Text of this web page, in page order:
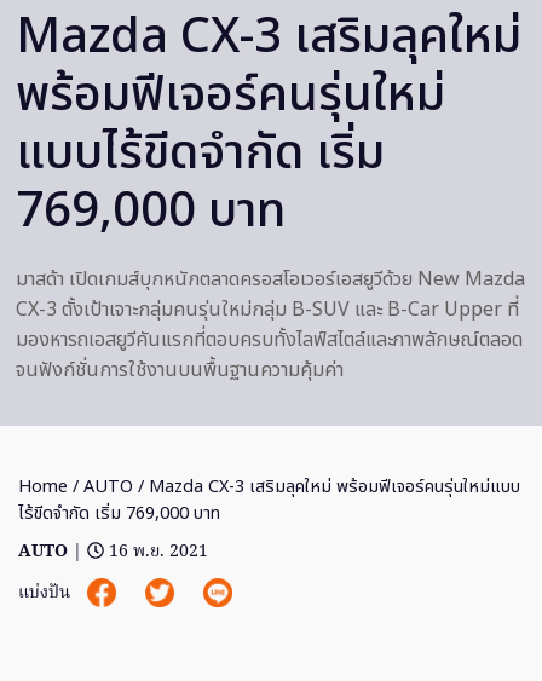
Mazda CX-3 เสริมลุคใหม่
พร้อมฟีเจอร์คนรุ่นใหม่
แบบไร้ขีดจำกัด เริ่ม
769,000 บาท
มาสด้า เปิดเกมส์บุกหนักตลาดครอสโอเวอร์เอสยูวีด้วย New Mazda
CX-3 ตั้งเป้าเจาะกลุ่มคนรุ่นใหม่กลุ่ม B-SUV และ B-Car Upper ที่
มองหารถเอสยูวีคันแรกที่ตอบครบทั้งไลฟ์สไตล์และภาพลักษณ์ตลอด
จนฟังก์ชั่นการใช้งานบนพื้นฐานความคุ้มค่า
Home /AUTO / Mazda CX-3 เสริมลุคใหม่ พร้อมฟีเจอร์คนรุ่นใหม่แบบ
ไร้ขีดจำกัด เริ่ม 769,000 บาท
AUTO |
16 พ.ย. 2021
แบ่งปัน